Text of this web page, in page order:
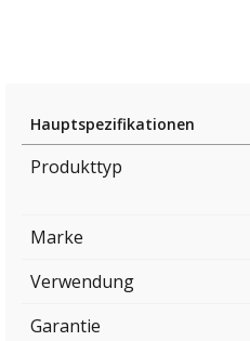
Hauptspezifikationen
Produkttyp
Marke
Verwendung
Garantie